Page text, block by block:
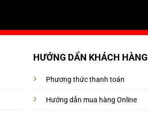
HƯỚNG DẨN KHÁCH HÀNG
Phương thức thanh toán
Hướng dẫn mua hàng Online